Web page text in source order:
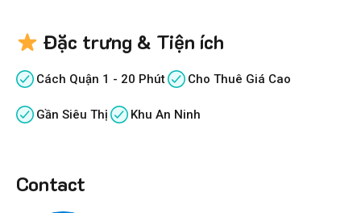
Đặc trưng & Tiện ích
Cách Quận 1 - 20 Phút Cho Thuê Giá Cao
Gần Siêu Thị Khu An Ninh
Contact